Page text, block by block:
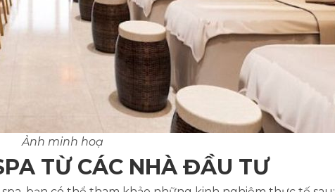
Ảnh minh hoạ
TỪ CÁC NHÀ ĐẦU TƯ